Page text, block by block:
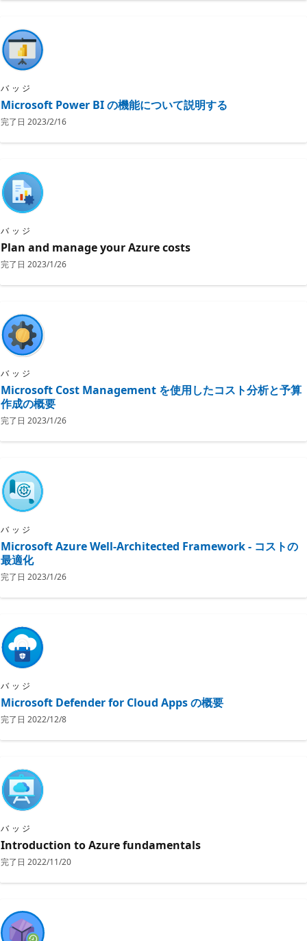
バッジ
Microsoft Power BI の機能について説明する
完了日 2023/2/16
バッジ
Plan and manage your Azure costs
完了日 2023/1/26
バッジ
Microsoft Cost Management を使用したコスト分析と予算
作成の概要
完了日 2023/1/26
バッジ
Microsoft Azure Well-Architected Framework - コストの
最適化
完了日 2023/1/26
バッジ
Microsoft Defender for Cloud Apps の概要
完了日 2022/12/8
バッジ
Introduction to Azure fundamentals
完了日 2022/11/20